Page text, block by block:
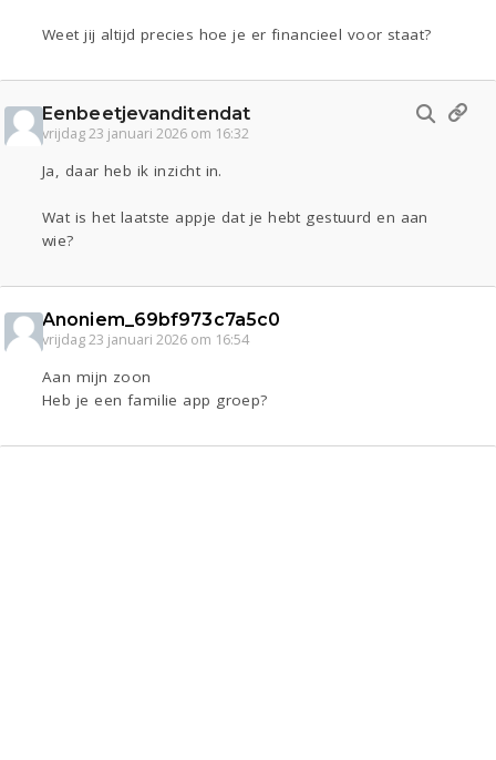
Weet jij altijd precies hoe je er financieel voor staat?
Eenbeetjevanditendat
vrijdag 23 januari 2026 om 16:32
Ja, daar heb ik inzicht in.
Wat is het laatste appje dat je hebt gestuurd en aan
wie?
Anoniem_69bf973c7a5c0
vrijdag 23 januari 2026 om 16:54
Aan mijn zoon
Heb je een familie app groep?